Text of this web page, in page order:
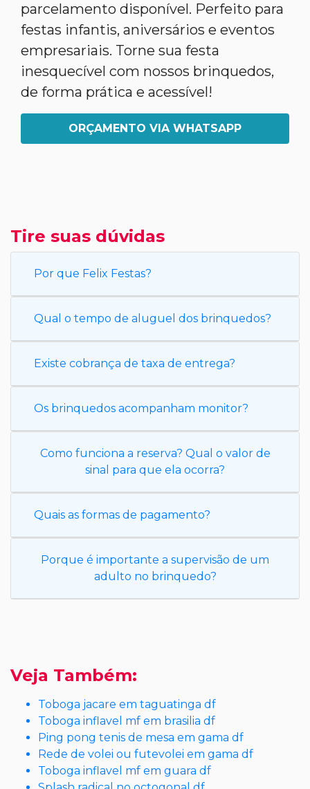
parcelamento disponível. Perfeito para
festas infantis, aniversários e eventos
empresariais. Torne sua festa
inesquecível com nossos brinquedos,
de forma prática e acessível!
ORÇAMENTO VIA WHATSAPP
Tire suas dúvidas
Por que Felix Festas?
Qual o tempo de aluguel dos brinquedos?
Existe cobrança de taxa de entrega?
Os brinquedos acompanham monitor?
Como funciona a reserva? Qual o valor de
sinal para que ela ocorra?
Quais as formas de pagamento?
Porque é importante a supervisão de um
adulto no brinquedo?
Veja Também:
Toboga jacare em taguatinga df
Toboga inflavel mf em brasilia df
Ping pong tenis de mesa em gama df
Rede de volei ou futevolei em gama df
Toboga inflavel mf em guara df